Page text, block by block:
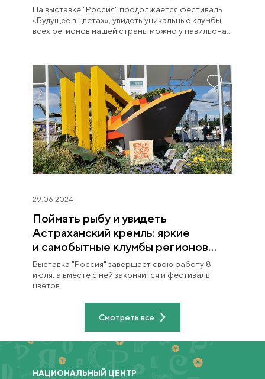
На выставке "Россия" продолжается фестиваль
«Будущее в цветах», увидеть уникальные клумбы
всех регионов нашей страны можно у павильона
29.06.2024
Поймать рыбу и увидеть
Астраханский кремль: яркие
и самобытные клумбы регионов
на фестивале «Будущее в цветах»
Выставка "Россия" завершает свою работу 8
июля, а вместе с ней закончится и фестиваль
цветов.
Смотреть все
НАЦИОНАЛЬНЫЙ ЦЕНТР